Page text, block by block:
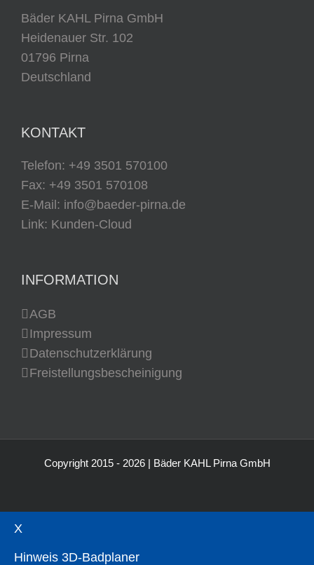
Bäder KAHL Pirna GmbH
Heidenauer Str. 102
01796 Pirna
Deutschland
KONTAKT
Telefon: +49 3501 570100
Fax: +49 3501 570108
E-Mail: info@baeder-pirna.de
Link: Kunden-Cloud
INFORMATION
AGB
Impressum
Datenschutzerklärung
Freistellungsbescheinigung
Copyright 2015 - 2026 | Bäder KAHL Pirna GmbH
X
Hinweis 3D-Badplaner